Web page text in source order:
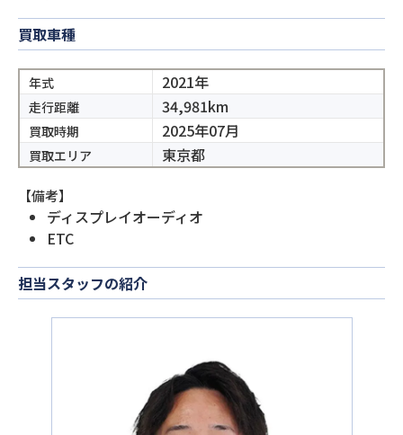
買取車種
年式 2021年
走行距離 34,981km
買取時期 2025年07月
買取エリア 東京都
【備考】
ディスプレイオーディオ
ETC
担当スタッフの紹介